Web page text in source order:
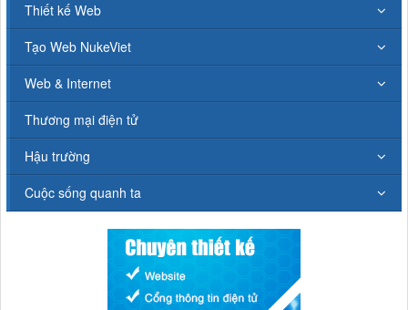
Thiết kế Web
Tạo Web NukeViet
Web & Internet
Thương mại điện tử
Hậu trường
Cuộc sống quanh ta